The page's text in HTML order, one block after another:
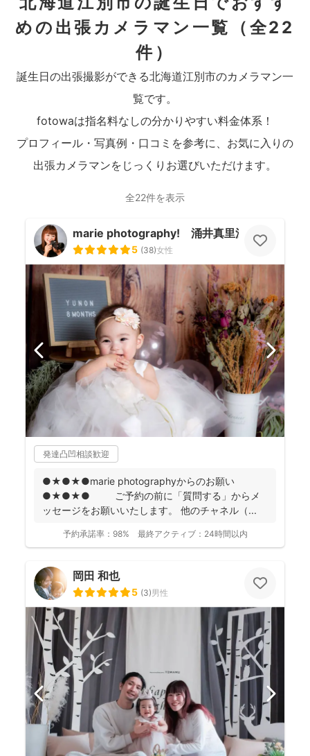
めの出張カメラマン一覧
（全22
件）
誕生日の出張撮影ができる北海道江別市のカメラマン一
覧です。
fotowaは指名料なしの分かりやすい料金体系！
プロフィール・写真例・口コミを参考に、お気に入りの
出張カメラマンをじっくりお選びいただけます。
全22件を表示
marie photography! 涌井真里江
5 (38)女性
発達凸凹相談歓迎
●★●★●marie photographyからのお願い
●★●★● ご予約の前に「質問する」からメ
ッセージをお願いいたします。 他のチャネル（...
予約承諾率： 98% 最終アクティブ： 24時間以内
岡田 和也
5 (3)男性